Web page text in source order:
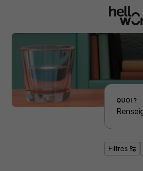
Effectuer une recherche d'emploi par localité
QUOI ?
Filtres